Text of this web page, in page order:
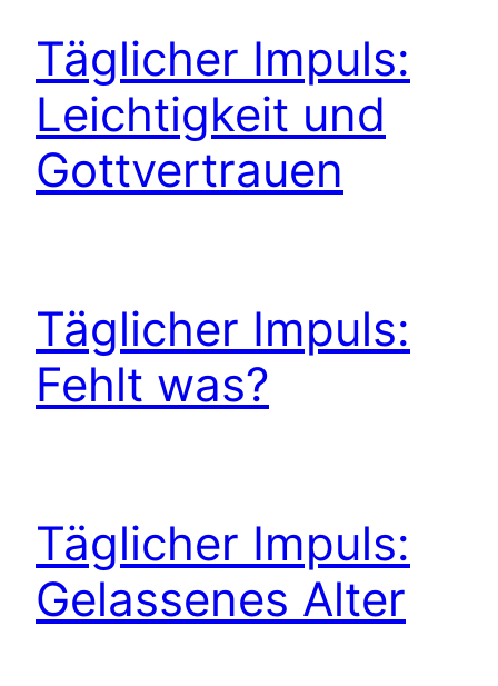
Täglicher Impuls:
Leichtigkeit und
Gottvertrauen
Täglicher Impuls:
Fehlt was?
Täglicher Impuls:
Gelassenes Alter